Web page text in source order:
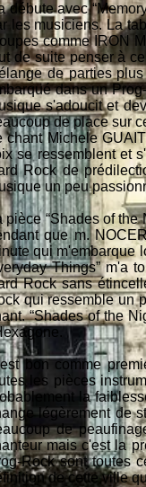
débute avec
les musiciens. La
comme IRON
de suite penser à
de parties
dans un
s'adoucit et
de place sur
chant Michele
se ressemblent et
Rock de
un peu
pièce “Shades of
que m.
qui m'embarque
Things” m'a
Rock sans
qui ressemble un
“Shades of the
bon comme
les pièces
la
légèrement de
de
mais c'est la
Rock sont toutes
de cette ville